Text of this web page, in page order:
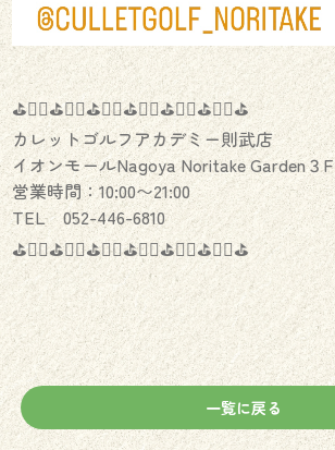
⛳️🏌️‍♂️⛳️🏌️‍♀️⛳️🏌️‍♂️⛳️🏌️‍♀️⛳️🏌️‍♂️⛳️🏌️‍♀️⛳️
カレットゴルフアカデミー則武店
イオンモールNagoya Noritake Garden３F
営業時間：10:00〜21:00
TEL 052-446-6810
⛳️🏌️‍♂️⛳️🏌️‍♀️⛳️🏌️‍♂️⛳️🏌️‍♀️⛳️🏌️‍♂️⛳️🏌️‍♀️⛳️
一覧に戻る